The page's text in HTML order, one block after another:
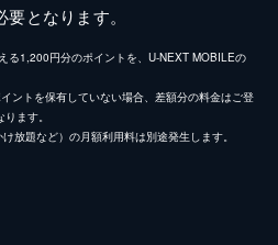
となります。
る1,200円分のポイントを、U-NEXT MOBILEの
ントを保有していない場合、差額分の料金はご登
ます。
放題など）の月額利用料は別途発生します。